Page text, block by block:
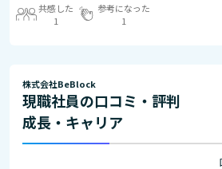
共感した
1
参考になった
1
株式会社BeBlock
現職社員の口コミ・評判
成長・キャリア